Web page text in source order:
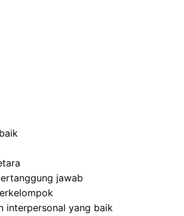
jawab
interpersonal yang baik